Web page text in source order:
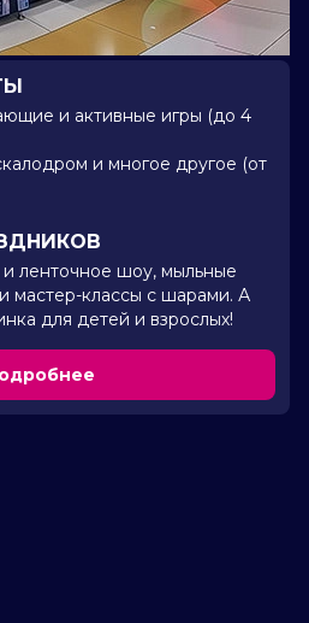
и активные игры (до 4
и многое другое (от
ленточное шоу, мыльные
мастер-классы с шарами. А
для детей и взрослых!